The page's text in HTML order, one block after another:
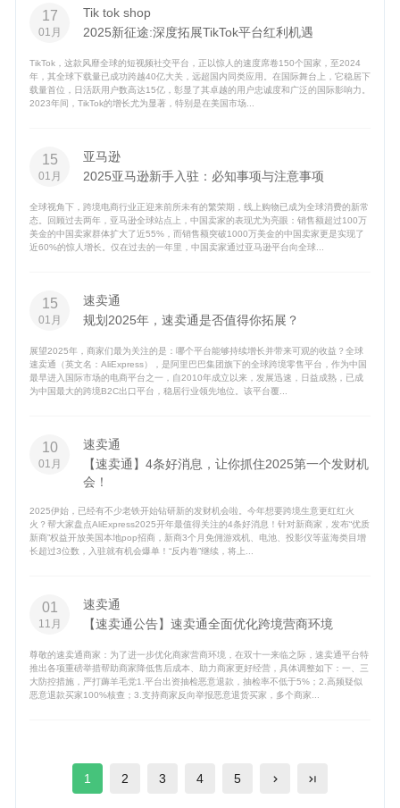
17
01月
Tik tok shop
2025新征途:深度拓展TikTok平台红利机遇
TikTok，这款风靡全球的短视频社交平台，正以惊人的速度席卷150个国家，至2024
年，其全球下载量已成功跨越40亿大关，远超国内同类应用。在国际舞台上，它稳居下
载量首位，日活跃用户数高达15亿，彰显了其卓越的用户忠诚度和广泛的国际影响力。
2023年间，TikTok的增长尤为显著，特别是在美国市场...
15
01月
亚马逊
2025亚马逊新手入驻：必知事项与注意事项
全球视角下，跨境电商行业正迎来前所未有的繁荣期，线上购物已成为全球消费的新常
态。回顾过去两年，亚马逊全球站点上，中国卖家的表现尤为亮眼：销售额超过100万
美金的中国卖家群体扩大了近55%，而销售额突破1000万美金的中国卖家更是实现了
近60%的惊人增长。仅在过去的一年里，中国卖家通过亚马逊平台向全球...
15
01月
速卖通
规划2025年，速卖通是否值得你拓展？
展望2025年，商家们最为关注的是：哪个平台能够持续增长并带来可观的收益？全球
速卖通（英文名：AliExpress），是阿里巴巴集团旗下的全球跨境零售平台，作为中国
最早进入国际市场的电商平台之一，自2010年成立以来，发展迅速，日益成熟，已成
为中国最大的跨境B2C出口平台，稳居行业领先地位。该平台覆...
10
01月
速卖通
【速卖通】4条好消息，让你抓住2025第一个发财机
会！
2025伊始，已经有不少老铁开始钻研新的发财机会啦。今年想要跨境生意更红红火
火？帮大家盘点AliExpress2025开年最值得关注的4条好消息！针对新商家，发布“优质
新商”权益开放美国本地pop招商，新商3个月免佣游戏机、电池、投影仪等蓝海类目增
长超过3位数，入驻就有机会爆单！“反内卷”继续，将上...
01
11月
速卖通
【速卖通公告】速卖通全面优化跨境营商环境
尊敬的速卖通商家：为了进一步优化商家营商环境，在双十一来临之际，速卖通平台特
推出各项重磅举措帮助商家降低售后成本、助力商家更好经营，具体调整如下：一、三
大防控措施，严打薅羊毛党1.平台出资抽检恶意退款，抽检率不低于5%；2.高频疑似
恶意退款买家100%核查；3.支持商家反向举报恶意退货买家，多个商家...
1 2 3 4 5